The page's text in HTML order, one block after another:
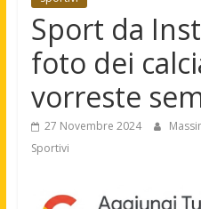
Sport da
foto dei
vorreste
27 Novembre 2024
Sportivi